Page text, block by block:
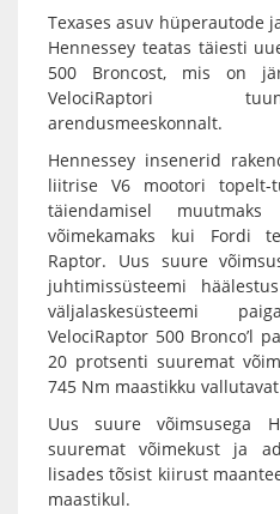
Texases asuv hüperautode
Hennessey teatas täiesti
500 Broncost, mis on
VelociRaptori
arendusmeeskonnalt.
Hennessey insenerid
liitrise V6 mootori topelt-
täiendamisel
võimekamaks kui Fordi
Raptor. Uus suure
juhtimissüsteemi
väljalaskesüsteemi
VelociRaptor 500 Bronco’l
20 protsenti suuremat
745 Nm maastikku
Uus suure võimsusega
suuremat võimekust ja
lisades tõsist kiirust
maastikul.